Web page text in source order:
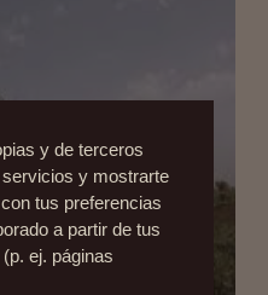
¿ES CIERTO
POR LOS
y de terceros
y mostrarte
tus preferencias
a partir de tus
ej. páginas